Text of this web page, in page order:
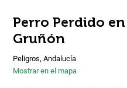
Perro Perdido
Gruñón
Peligros, Andalucía
Mostrar en el mapa